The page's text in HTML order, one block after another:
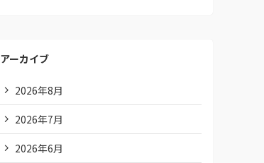
アーカイブ
2026年8月
2026年7月
2026年6月